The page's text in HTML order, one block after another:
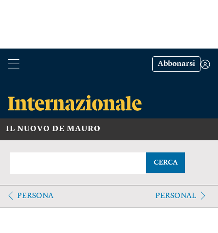
Abbonarsi
IL NUOVO DE MAURO
CERCA
PERSONA PERSONAL